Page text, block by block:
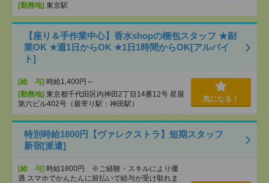
[勤務地] 東京駅
【座り＆手作業中心】香水shopの梱包スタッフ ★副
業OK ★週1日からOK ★1日1時間からOK[アルバイ
ト]
[給 与] 時給1,400円～
[勤務地] 東京都千代田区内神田2丁目14番12号 星屋
第六ビル402号（最寄り駅：神田駅）
気になる！
特別時給1800円【ヴァレクストラ】短期スタッフ
新宿[派遣]
[給 与] 時給1800円 ※ご経験・スキルにより優
遇 スマホでかんたんに前払いで給与が受け取れま